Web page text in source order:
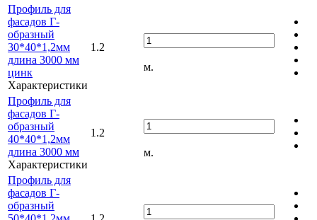
Профиль для
фасадов Г-
образный
30*40*1,2мм
длина 3000 мм
цинк
Характеристики
1.2
м.
Профиль для
фасадов Г-
образный
40*40*1,2мм
длина 3000 мм
Характеристики
1.2
м.
Профиль для
фасадов Г-
образный